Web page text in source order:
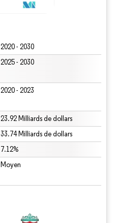
2020 - 2030
2025 - 2030
2020 - 2023
23.92 Milliards de dollars
33.74 Milliards de dollars
7.12%
Moyen